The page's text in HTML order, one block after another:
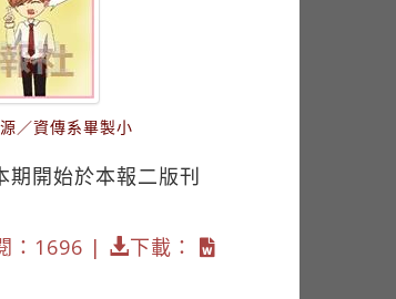
／資傳系畢製小
期開始於本報二版刊
：1696 | 下載：